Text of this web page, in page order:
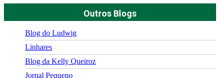
Outros Blogs
Blog do Ludwig
Linhares
Blog da Kelly Queiroz
Jornal Pequeno